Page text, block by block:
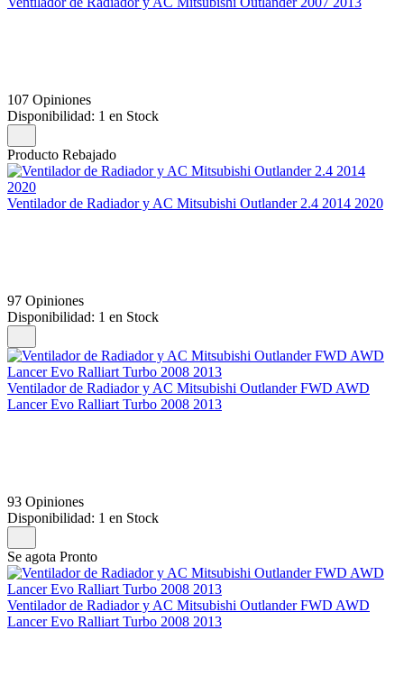
107 Opiniones
Disponibilidad: 1 en Stock
Producto Rebajado
Ventilador de Radiador y AC Mitsubishi Outlander 2.4 2014 2020
97 Opiniones
Disponibilidad: 1 en Stock
Ventilador de Radiador y AC Mitsubishi Outlander FWD AWD
Lancer Evo Ralliart Turbo 2008 2013
93 Opiniones
Disponibilidad: 1 en Stock
Se agota Pronto
Ventilador de Radiador y AC Mitsubishi Outlander FWD AWD
Lancer Evo Ralliart Turbo 2008 2013